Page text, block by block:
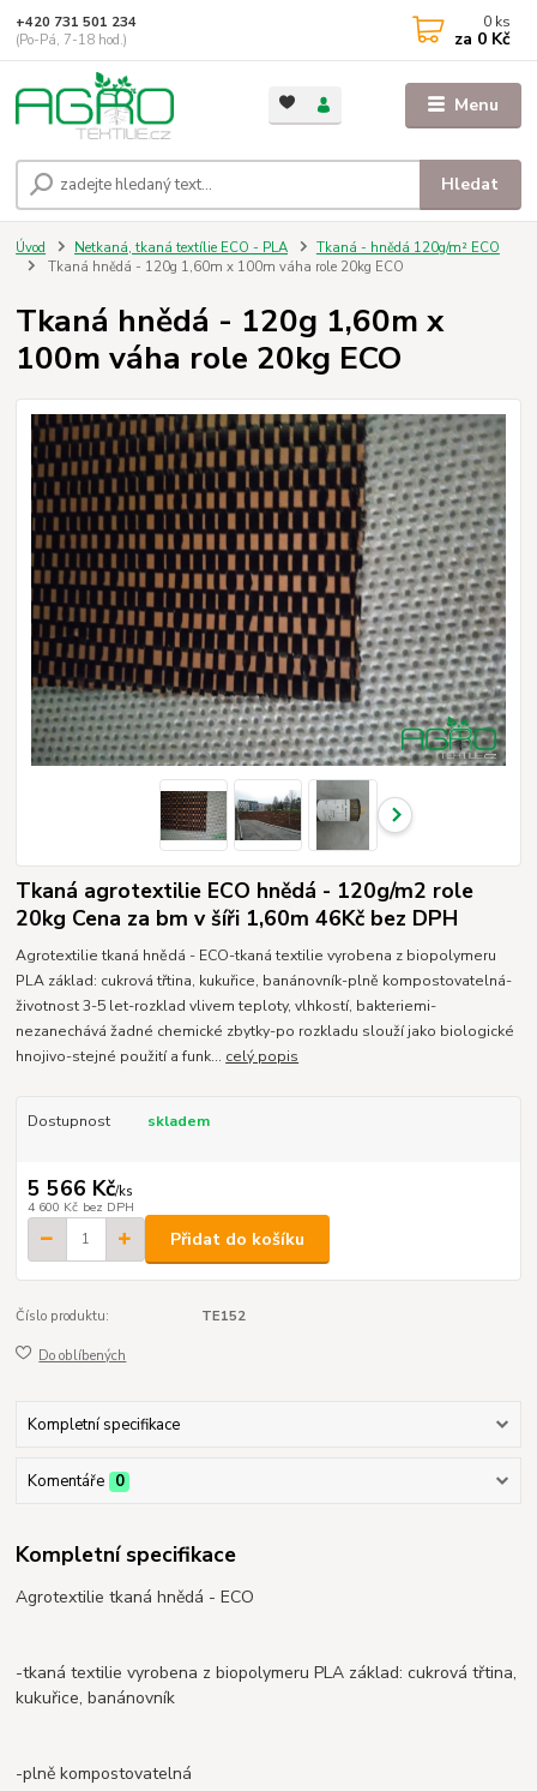
Menu
Hledat
+420 731 501 234
(Po-Pá, 7-18 hod.)
0 ks
za 0 Kč
Úvod Netkaná, tkaná textílie ECO - PLA
Tkaná - hnědá 120g/m² ECO
Tkaná hnědá - 120g 1,60m x 100m váha role 20kg ECO
Tkaná hnědá - 120g 1,60m x
100m váha role 20kg ECO
Tkaná agrotextilie ECO hnědá - 120g/m2 role
20kg Cena za bm v šíři 1,60m 46Kč bez DPH
Agrotextilie tkaná hnědá - ECO-tkaná textilie vyrobena z biopolymeru
PLA základ: cukrová třtina, kukuřice, banánovník-plně kompostovatelná-
životnost 3-5 let-rozklad vlivem teploty, vlhkostí, bakteriemi-
nezanechává žadné chemické zbytky-po rozkladu slouží jako biologické
hnojivo-stejné použití a funk... celý popis
Dostupnost skladem
5 566 Kč/ks
4 600 Kč bez DPH
Přidat do košíku
Číslo produktu: TE152
Do oblíbených
Kompletní specifikace
Komentáře 0
Kompletní specifikace
Agrotextilie tkaná hnědá - ECO
-tkaná textilie vyrobena z biopolymeru PLA základ: cukrová třtina,
kukuřice, banánovník
-plně kompostovatelná